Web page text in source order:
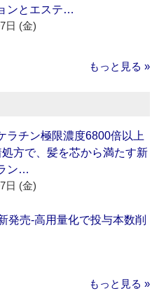
ンとエステ…
日 (金)
もっと見る »
ラチン極限濃度6800倍以上
方で、髪を芯から満たす新
ン…
日 (金)
発売‐高用量化で投与本数削
もっと見る »